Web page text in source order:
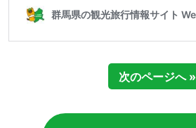
次のページへ »